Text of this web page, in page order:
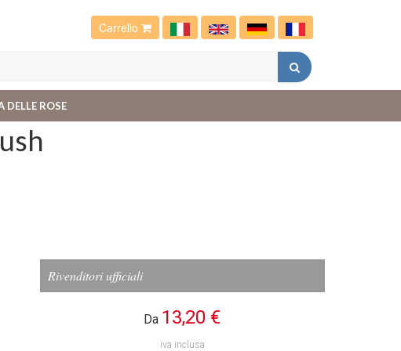
Carrello
DELLE ROSE
Rivenditori ufficiali
Da 13,20 €
iva inclusa